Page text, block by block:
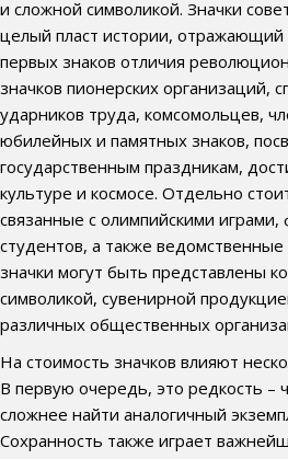
и сложной символикой. Значки
целый пласт истории, отражающий
первых знаков отличия
значков пионерских организаций,
ударников труда, комсомольцев,
юбилейных и памятных знаков,
государственным праздникам,
культуре и космосе. Отдельно
связанные с олимпийскими
студентов, а также
значки могут быть представлены
символикой, сувенирной
различных общественных
На стоимость значков влияют
В первую очередь, это редкость
сложнее найти аналогичный
Сохранность также играет